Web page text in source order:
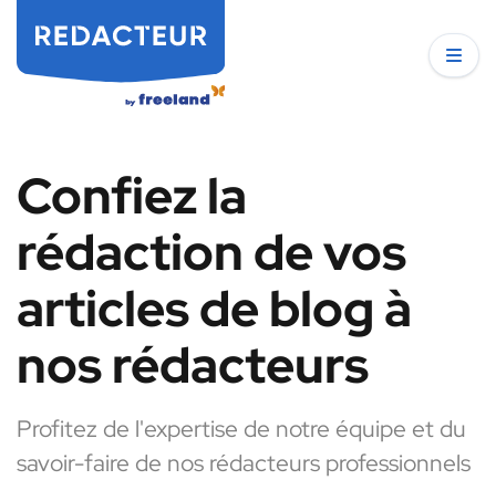
Confiez la
rédaction de vos
articles de blog à
nos rédacteurs
Profitez de l'expertise de notre équipe et du
savoir-faire de nos rédacteurs professionnels